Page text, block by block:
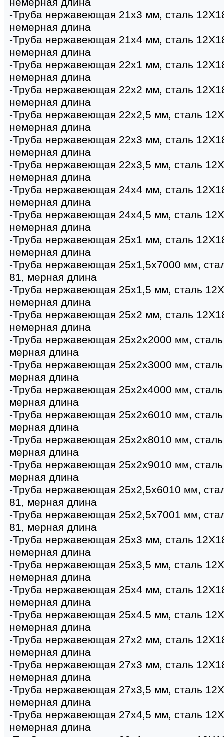
немерная длина
-Труба нержавеющая 21х3 мм, сталь
немерная длина
-Труба нержавеющая 21х4 мм, сталь
немерная длина
-Труба нержавеющая 22х1 мм, сталь
немерная длина
-Труба нержавеющая 22х2 мм, сталь
немерная длина
-Труба нержавеющая 22х2,5 мм, сталь
немерная длина
-Труба нержавеющая 22х3 мм, сталь
немерная длина
-Труба нержавеющая 22х3,5 мм, сталь
немерная длина
-Труба нержавеющая 24х4 мм, сталь
немерная длина
-Труба нержавеющая 24х4,5 мм, сталь
немерная длина
-Труба нержавеющая 25х1 мм, сталь
немерная длина
-Труба нержавеющая 25х1,5х7000 мм,
81, мерная длина
-Труба нержавеющая 25х1,5 мм, сталь
немерная длина
-Труба нержавеющая 25х2 мм, сталь
немерная длина
-Труба нержавеющая 25х2х2000 мм,
мерная длина
-Труба нержавеющая 25х2х3000 мм,
мерная длина
-Труба нержавеющая 25х2х4000 мм,
мерная длина
-Труба нержавеющая 25х2х6010 мм,
мерная длина
-Труба нержавеющая 25х2х8010 мм,
мерная длина
-Труба нержавеющая 25х2х9010 мм,
мерная длина
-Труба нержавеющая 25х2,5х6010 мм,
81, мерная длина
-Труба нержавеющая 25х2,5х7001 мм,
81, мерная длина
-Труба нержавеющая 25х3 мм, сталь
немерная длина
-Труба нержавеющая 25х3,5 мм, сталь
немерная длина
-Труба нержавеющая 25х4 мм, сталь
немерная длина
-Труба нержавеющая 25х4.5 мм, сталь
немерная длина
-Труба нержавеющая 27х2 мм, сталь
немерная длина
-Труба нержавеющая 27х3 мм, сталь
немерная длина
-Труба нержавеющая 27х3,5 мм, сталь
немерная длина
-Труба нержавеющая 27х4,5 мм, сталь
немерная длина